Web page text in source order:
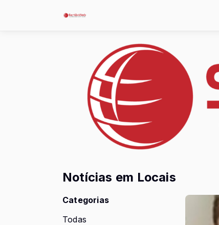
Notícias em Locais
Categorias
Todas